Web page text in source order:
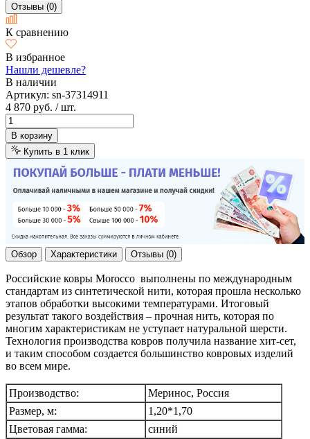
Отзывы (0)
К сравнению
В избранное
Нашли дешевле?
В наличии
Артикул: sn-37314911
4 870 руб. / шт.
В корзину
Купить в 1 клик
Обзор Характеристики Отзывы (0)
Российские ковры Morocco выполнены по международным
стандартам из синтетической нити, которая прошла несколько
этапов обработки высокими температурами. Итоговый
результат такого воздействия – прочная нить, которая по
многим характеристикам не уступает натуральной шерсти.
Технология производства ковров получила название хит-сет,
и таким способом создается большинство ковровых изделий
во всем мире.
Производство:
Меринос, Россия
Размер, м:
1,20*1,70
Цветовая гамма:
синий